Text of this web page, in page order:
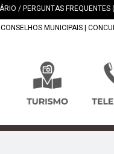
/ PERGUNTAS FREQUENTES
CONSELHOS MUNICIPAIS